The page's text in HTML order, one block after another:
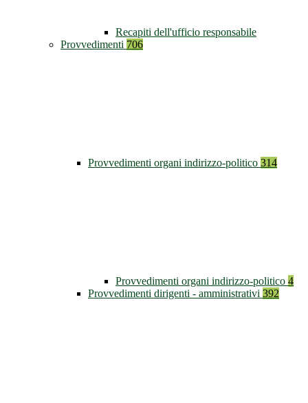
Recapiti dell'ufficio responsabile
Provvedimenti 706
Provvedimenti organi indirizzo-politico 314
Provvedimenti organi indirizzo-politico 4
Provvedimenti dirigenti - amministrativi 392